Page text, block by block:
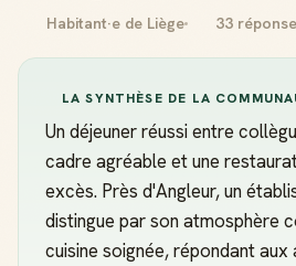
Habitant·e de Liège 33
LA SYNTHÈSE DE LA
Un déjeuner réussi entre
cadre agréable et une
excès. Près d'Angleur, un
distingue par son atmosphère
cuisine soignée, répondant